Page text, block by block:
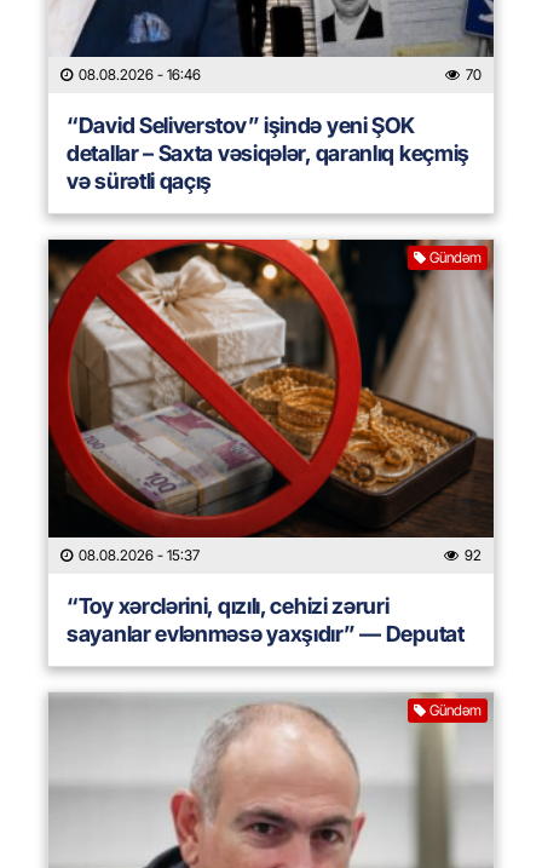
08.08.2026 - 16:46 70
“David Seliverstov” işində yeni ŞOK
detallar – Saxta vəsiqələr, qaranlıq keçmiş
və sürətli qaçış
Gündəm
08.08.2026 - 15:37 92
“Toy xərclərini, qızılı, cehizi zəruri
sayanlar evlənməsə yaxşıdır” — Deputat
Gündəm